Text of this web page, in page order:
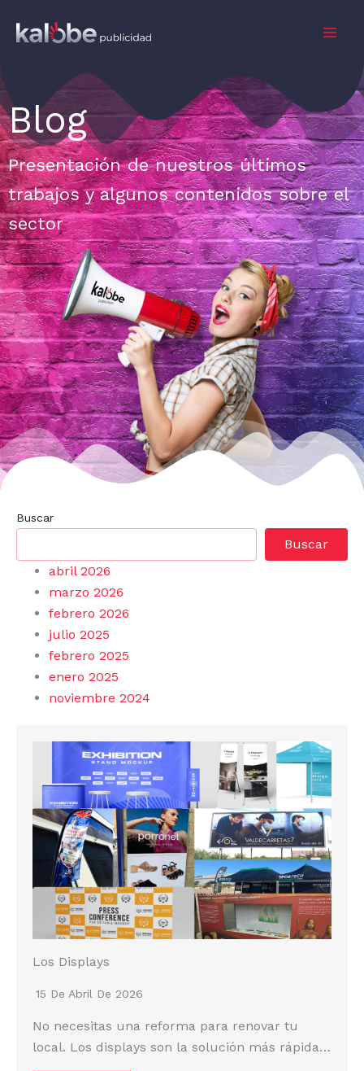
Blog
Presentación de nuestros últimos
trabajos y algunos contenidos sobre el
sector
Buscar
Buscar
abril 2026
marzo 2026
febrero 2026
julio 2025
febrero 2025
enero 2025
noviembre 2024
Los Displays
15 De Abril De 2026
No necesitas una reforma para renovar tu
local. Los displays son la solución más rápida…